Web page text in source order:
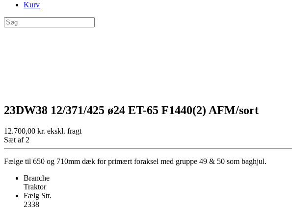
Kurv
23DW38 12/371/425 ø24 ET-65 F1440(2) AFM/sort
12.700,00 kr. ekskl. fragt
Sæt af 2
Fælge til 650 og 710mm dæk for primært foraksel med gruppe 49 & 50 som baghjul.
Branche
Traktor
Fælg Str.
2338